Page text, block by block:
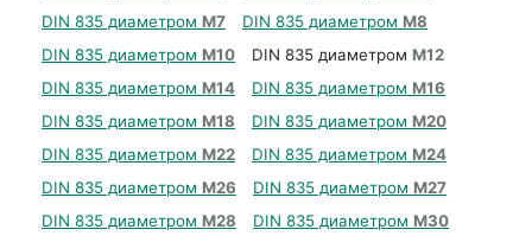
DIN 835 диаметром М7 DIN 835 диаметром М8
DIN 835 диаметром М10 DIN 835 диаметром М12
DIN 835 диаметром М14 DIN 835 диаметром М16
DIN 835 диаметром М18 DIN 835 диаметром М20
DIN 835 диаметром М22 DIN 835 диаметром М24
DIN 835 диаметром М26 DIN 835 диаметром М27
DIN 835 диаметром М28 DIN 835 диаметром М30